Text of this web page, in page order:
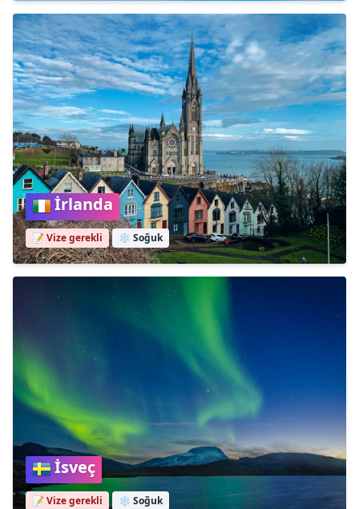
İrlanda
📝 Vize gerekli ❄️ Soğuk
İsveç
📝 Vize gerekli ❄️ Soğuk